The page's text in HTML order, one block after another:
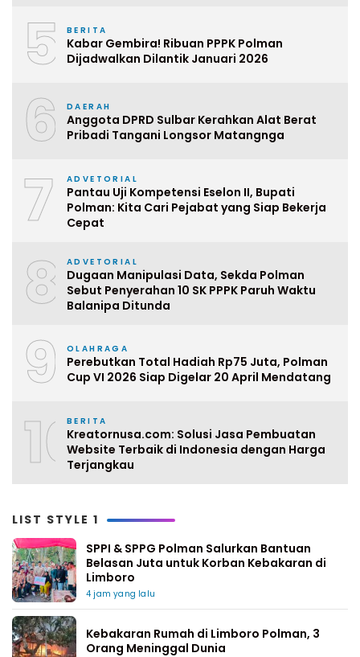
5 BERITA
Kabar Gembira! Ribuan PPPK Polman
Dijadwalkan Dilantik Januari 2026
6 DAERAH
Anggota DPRD Sulbar Kerahkan Alat Berat
Pribadi Tangani Longsor Matangnga
7 ADVETORIAL
Pantau Uji Kompetensi Eselon II, Bupati
Polman: Kita Cari Pejabat yang Siap Bekerja
Cepat
8 ADVETORIAL
Dugaan Manipulasi Data, Sekda Polman
Sebut Penyerahan 10 SK PPPK Paruh Waktu
Balanipa Ditunda
9 OLAHRAGA
Perebutkan Total Hadiah Rp75 Juta, Polman
Cup VI 2026 Siap Digelar 20 April Mendatang
10BERITA
Kreatornusa.com: Solusi Jasa Pembuatan
Website Terbaik di Indonesia dengan Harga
Terjangkau
LIST STYLE 1
SPPI & SPPG Polman Salurkan Bantuan
Belasan Juta untuk Korban Kebakaran di
Limboro
4 jam yang lalu
Kebakaran Rumah di Limboro Polman, 3
Orang Meninggal Dunia